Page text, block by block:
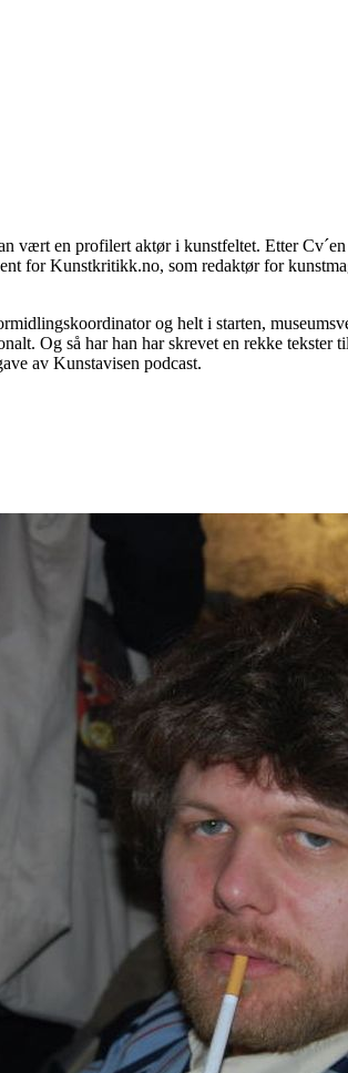
en profilert aktør i kunstfeltet. Etter
for Kunstkritikk.no, som redaktør for
og helt i starten,
Og så har han har skrevet en rekke
av Kunstavisen podcast.